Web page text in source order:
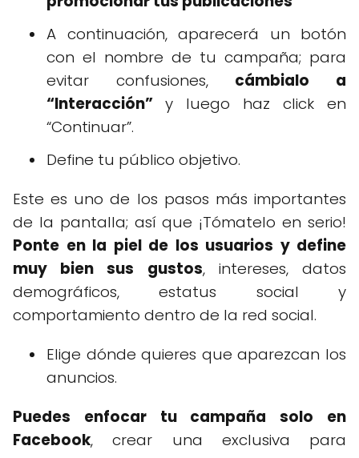
A continuación, aparecerá un botón
con el nombre de tu campaña; para
evitar confusiones, cámbialo a
“Interacción” y luego haz click en
“Continuar”.
Define tu público objetivo.
Este es uno de los pasos más importantes
de la pantalla; así que ¡Tómatelo en serio!
Ponte en la piel de los usuarios y define
muy bien sus gustos, intereses, datos
demográficos, estatus social y
comportamiento dentro de la red social.
Elige dónde quieres que aparezcan los
anuncios.
Puedes enfocar tu campaña solo en
Facebook, crear una exclusiva para